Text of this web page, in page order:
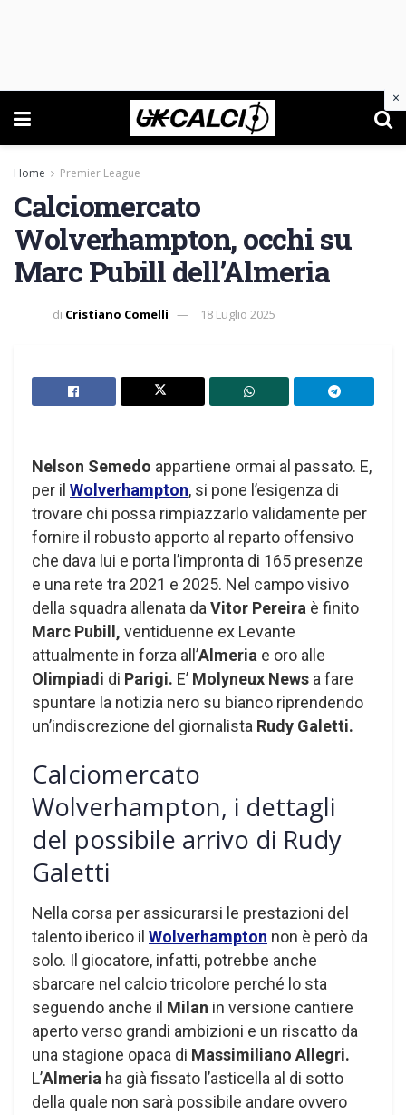
Home Premier League
Calciomercato
Wolverhampton, occhi su
Marc Pubill dell’Almeria
di Cristiano Comelli 18 Luglio 2025
Nelson Semedo appartiene ormai al passato. E,
per il Wolverhampton, si pone l’esigenza di
trovare chi possa rimpiazzarlo validamente per
fornire il robusto apporto al reparto offensivo
che dava lui e porta l’impronta di 165 presenze
e una rete tra 2021 e 2025. Nel campo visivo
della squadra allenata da Vitor Pereira è finito
Marc Pubill, ventiduenne ex Levante
attualmente in forza all’Almeria e oro alle
Olimpiadi di Parigi. E’ Molyneux News a fare
spuntare la notizia nero su bianco riprendendo
un’indiscrezione del giornalista Rudy Galetti.
Calciomercato
Wolverhampton, i dettagli
del possibile arrivo di Rudy
Galetti
Nella corsa per assicurarsi le prestazioni del
talento iberico il Wolverhampton non è però da
solo. Il giocatore, infatti, potrebbe anche
sbarcare nel calcio tricolore perché lo sta
seguendo anche il Milan in versione cantiere
aperto verso grandi ambizioni e un riscatto da
una stagione opaca di Massimiliano Allegri.
L’Almeria ha già fissato l’asticella al di sotto
della quale non sarà possibile andare ovvero
×